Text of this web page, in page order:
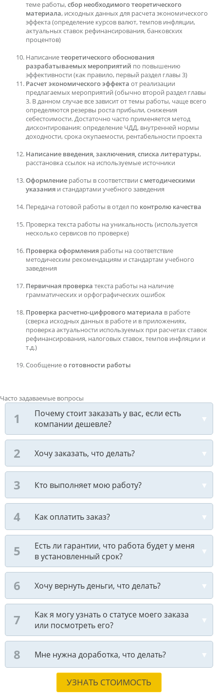
теме работы,сбор необходимого теоретического
материала, исходных данных для расчета экономического
эффекта (определение курсов валют, темпов инфляции,
актуальных ставок рефинансирования, банковских
процентов)
Написаниетеоретического обоснования
разрабатываемых мероприятий по повышению
эффективности (как правило, первый раздел главы 3)
Расчет экономического эффекта от реализации
предлагаемых мероприятий (обычно второй раздел главы
3. В данном случае все зависит от темы работы, чаще всего
определяются резервы роста прибыли, снижения
себестоимости. Достаточно часто применяется метод
дисконтирования: определение ЧДД, внутренней нормы
доходности, срока окупаемости, рентабельности проекта
Написание введения, заключения, списка литературы,
расстановка ссылок на используемые источники
Оформление работы в соответствии с методическими
указания и стандартами учебного заведения
Передача готовой работы в отдел по контролю качества
Проверка текста работы на уникальность (используется
несколько сервисов по проверке)
Проверка оформления работы на соответствие
методическим рекомендациям и стандартам учебного
заведения
Первичная проверка текста работы на наличие
грамматических и орфографических ошибок
Проверка расчетно-цифрового материала в работе
(сверка исходных данных в работе и в приложениях,
проверка актуальности используемых при расчетах ставок
рефинансирования, налоговых ставок, темпов инфляции и
т.д.)
Сообщениео готовности работы
Часто задаваемые вопросы
Почему стоит заказать у вас, если есть
компании дешевле?
Хочу заказать, что делать?
Кто выполняет мою работу?
Как оплатить заказ?
Есть ли гарантии, что работа будет у меня
в установленный срок?
Хочу вернуть деньги, что делать?
Как я могу узнать о статусе моего заказа
или посмотреть его?
Мне нужна доработка, что делать?
УЗНАТЬ СТОИМОСТЬ